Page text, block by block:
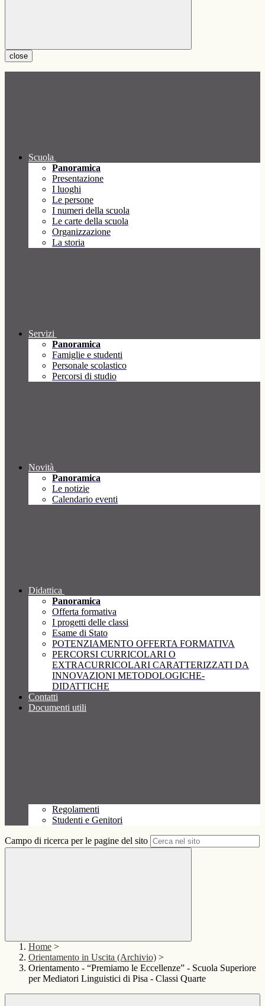
close
Scuola
Panoramica
Presentazione
I luoghi
Le persone
I numeri della scuola
Le carte della scuola
Organizzazione
La storia
Servizi
Panoramica
Famiglie e studenti
Personale scolastico
Percorsi di studio
Novità
Panoramica
Le notizie
Calendario eventi
Didattica
Panoramica
Offerta formativa
I progetti delle classi
Esame di Stato
POTENZIAMENTO OFFERTA FORMATIVA
PERCORSI CURRICOLARI O
EXTRACURRICOLARI CARATTERIZZATI DA
INNOVAZIONI METODOLOGICHE-
DIDATTICHE
Contatti
Documenti utili
Regolamenti
Studenti e Genitori
Campo di ricerca per le pagine del sito
Home >
Orientamento in Uscita (Archivio) >
Orientamento - “Premiamo le Eccellenze” - Scuola Superiore
per Mediatori Linguistici di Pisa - Classi Quarte